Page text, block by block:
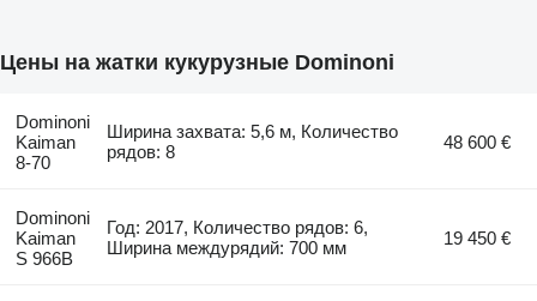
Цены на жатки кукурузные Dominoni
Dominoni
Kaiman
8-70
Ширина захвата: 5,6 м, Количество
рядов: 8
48 600 €
Dominoni
Kaiman
S 966B
Год: 2017, Количество рядов: 6,
Ширина междурядий: 700 мм
19 450 €